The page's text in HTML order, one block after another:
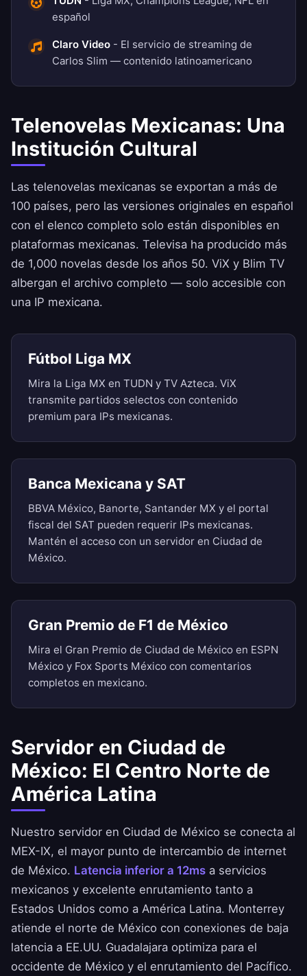
español
Claro Video - El servicio de streaming de
Carlos Slim — contenido latinoamericano
Telenovelas Mexicanas: Una
Institución Cultural
Las telenovelas mexicanas se exportan a más de
100 países, pero las versiones originales en español
con el elenco completo solo están disponibles en
plataformas mexicanas. Televisa ha producido más
de 1,000 novelas desde los años 50. ViX y Blim TV
albergan el archivo completo — solo accesible con
una IP mexicana.
Fútbol Liga MX
Mira la Liga MX en TUDN y TV Azteca. ViX
transmite partidos selectos con contenido
premium para IPs mexicanas.
Banca Mexicana y SAT
BBVA México, Banorte, Santander MX y el portal
fiscal del SAT pueden requerir IPs mexicanas.
Mantén el acceso con un servidor en Ciudad de
México.
Gran Premio de F1 de México
Mira el Gran Premio de Ciudad de México en ESPN
México y Fox Sports México con comentarios
completos en mexicano.
Servidor en Ciudad de
México: El Centro Norte de
América Latina
Nuestro servidor en Ciudad de México se conecta al
MEX-IX, el mayor punto de intercambio de internet
de México. Latencia inferior a 12ms a servicios
mexicanos y excelente enrutamiento tanto a
Estados Unidos como a América Latina. Monterrey
atiende el norte de México con conexiones de baja
latencia a EE.UU. Guadalajara optimiza para el
occidente de México y el enrutamiento del Pacífico.